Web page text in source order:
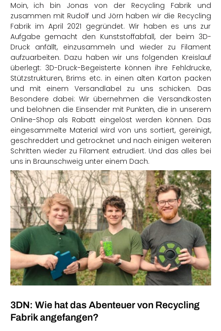
Moin, ich bin Jonas von der Recycling Fabrik und
zusammen mit Rudolf und Jörn haben wir die Recycling
Fabrik im April 2021 gegründet. Wir haben es uns zur
Aufgabe gemacht den Kunststoffabfall, der beim 3D-
Druck anfällt, einzusammeln und wieder zu Filament
aufzuarbeiten. Dazu haben wir uns folgenden Kreislauf
überlegt: 3D-Druck-Begeisterte können ihre Fehldrucke,
Stützstrukturen, Brims etc. in einen alten Karton packen
und mit einem Versandlabel zu uns schicken. Das
Besondere dabei: Wir übernehmen die Versandkosten
und belohnen die Einsender mit Punkten, die in unserem
Online-Shop als Rabatt eingelöst werden können. Das
eingesammelte Material wird von uns sortiert, gereinigt,
geschreddert und getrocknet und nach einigen weiteren
Schritten wieder zu Filament extrudiert. Und das alles bei
uns in Braunschweig unter einem Dach.
3DN: Wie hat das Abenteuer von Recycling
Fabrik angefangen?